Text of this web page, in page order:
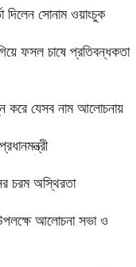
দিলেন সোনাম ওয়াংচুক
ফসল চাষে প্রতিবন্ধকতা
করে যেসব নাম আলোচনায়
চরম অস্থিরতা
আলোচনা সভা ও